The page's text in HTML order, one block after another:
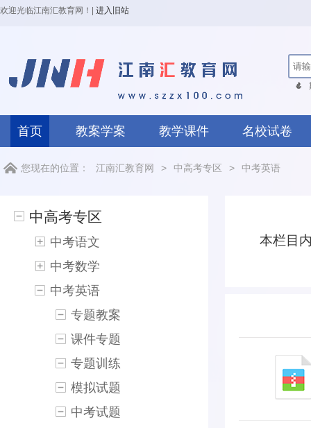
欢迎光临江南汇教育网！ 进入旧站
首页 教案学案 教学课件 名校试卷
您现在的位置： 江南汇教育网 > 中高考专区 > 中考英语
本栏目
中高考专区
中考语文
中考数学
中考英语
专题教案
课件专题
专题训练
模拟试题
中考试题